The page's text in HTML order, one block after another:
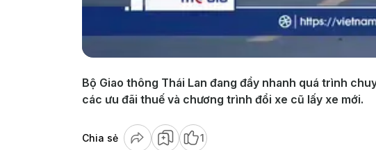
Bộ Giao thông Thái Lan đang đẩy nhanh quá trình
các ưu đãi thuế và chương trình đổi xe cũ lấy xe mới.
Chia sẻ 1